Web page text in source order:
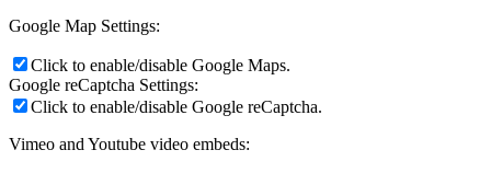
Google Map Settings:
Click to enable/disable Google Maps.
Google reCaptcha Settings:
Click to enable/disable Google reCaptcha.
Vimeo and Youtube video embeds: